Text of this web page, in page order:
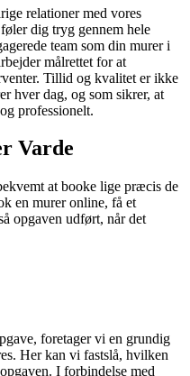
relationer med vores
dig tryg gennem hele
team som din murer i
målrettet for at
Tillid og kvalitet er ikke
hver dag, og som sikrer, at
professionelt.
Varde
at booke lige præcis de
en murer online, få et
opgaven udført, når det
foretager vi en grundig
Her kan vi fastslå, hvilken
I forbindelse med